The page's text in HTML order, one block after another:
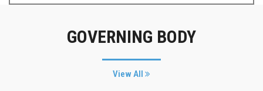
GOVERNING BODY
View All